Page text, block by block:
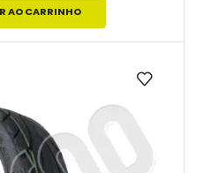
AO CARRINHO